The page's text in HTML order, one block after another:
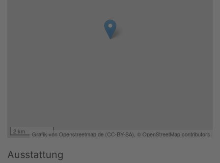
2 km Grafik von Openstreetmap.de (CC-BY-SA), © OpenStreetMap contributors
Ausstattung